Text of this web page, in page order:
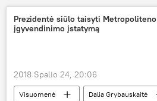
Prezidentė siūlo taisyti Metropoliteno
įgyvendinimo įstatymą
2018 Spalio 24, 20:06
Visuomenė Dalia Grybauskaitė